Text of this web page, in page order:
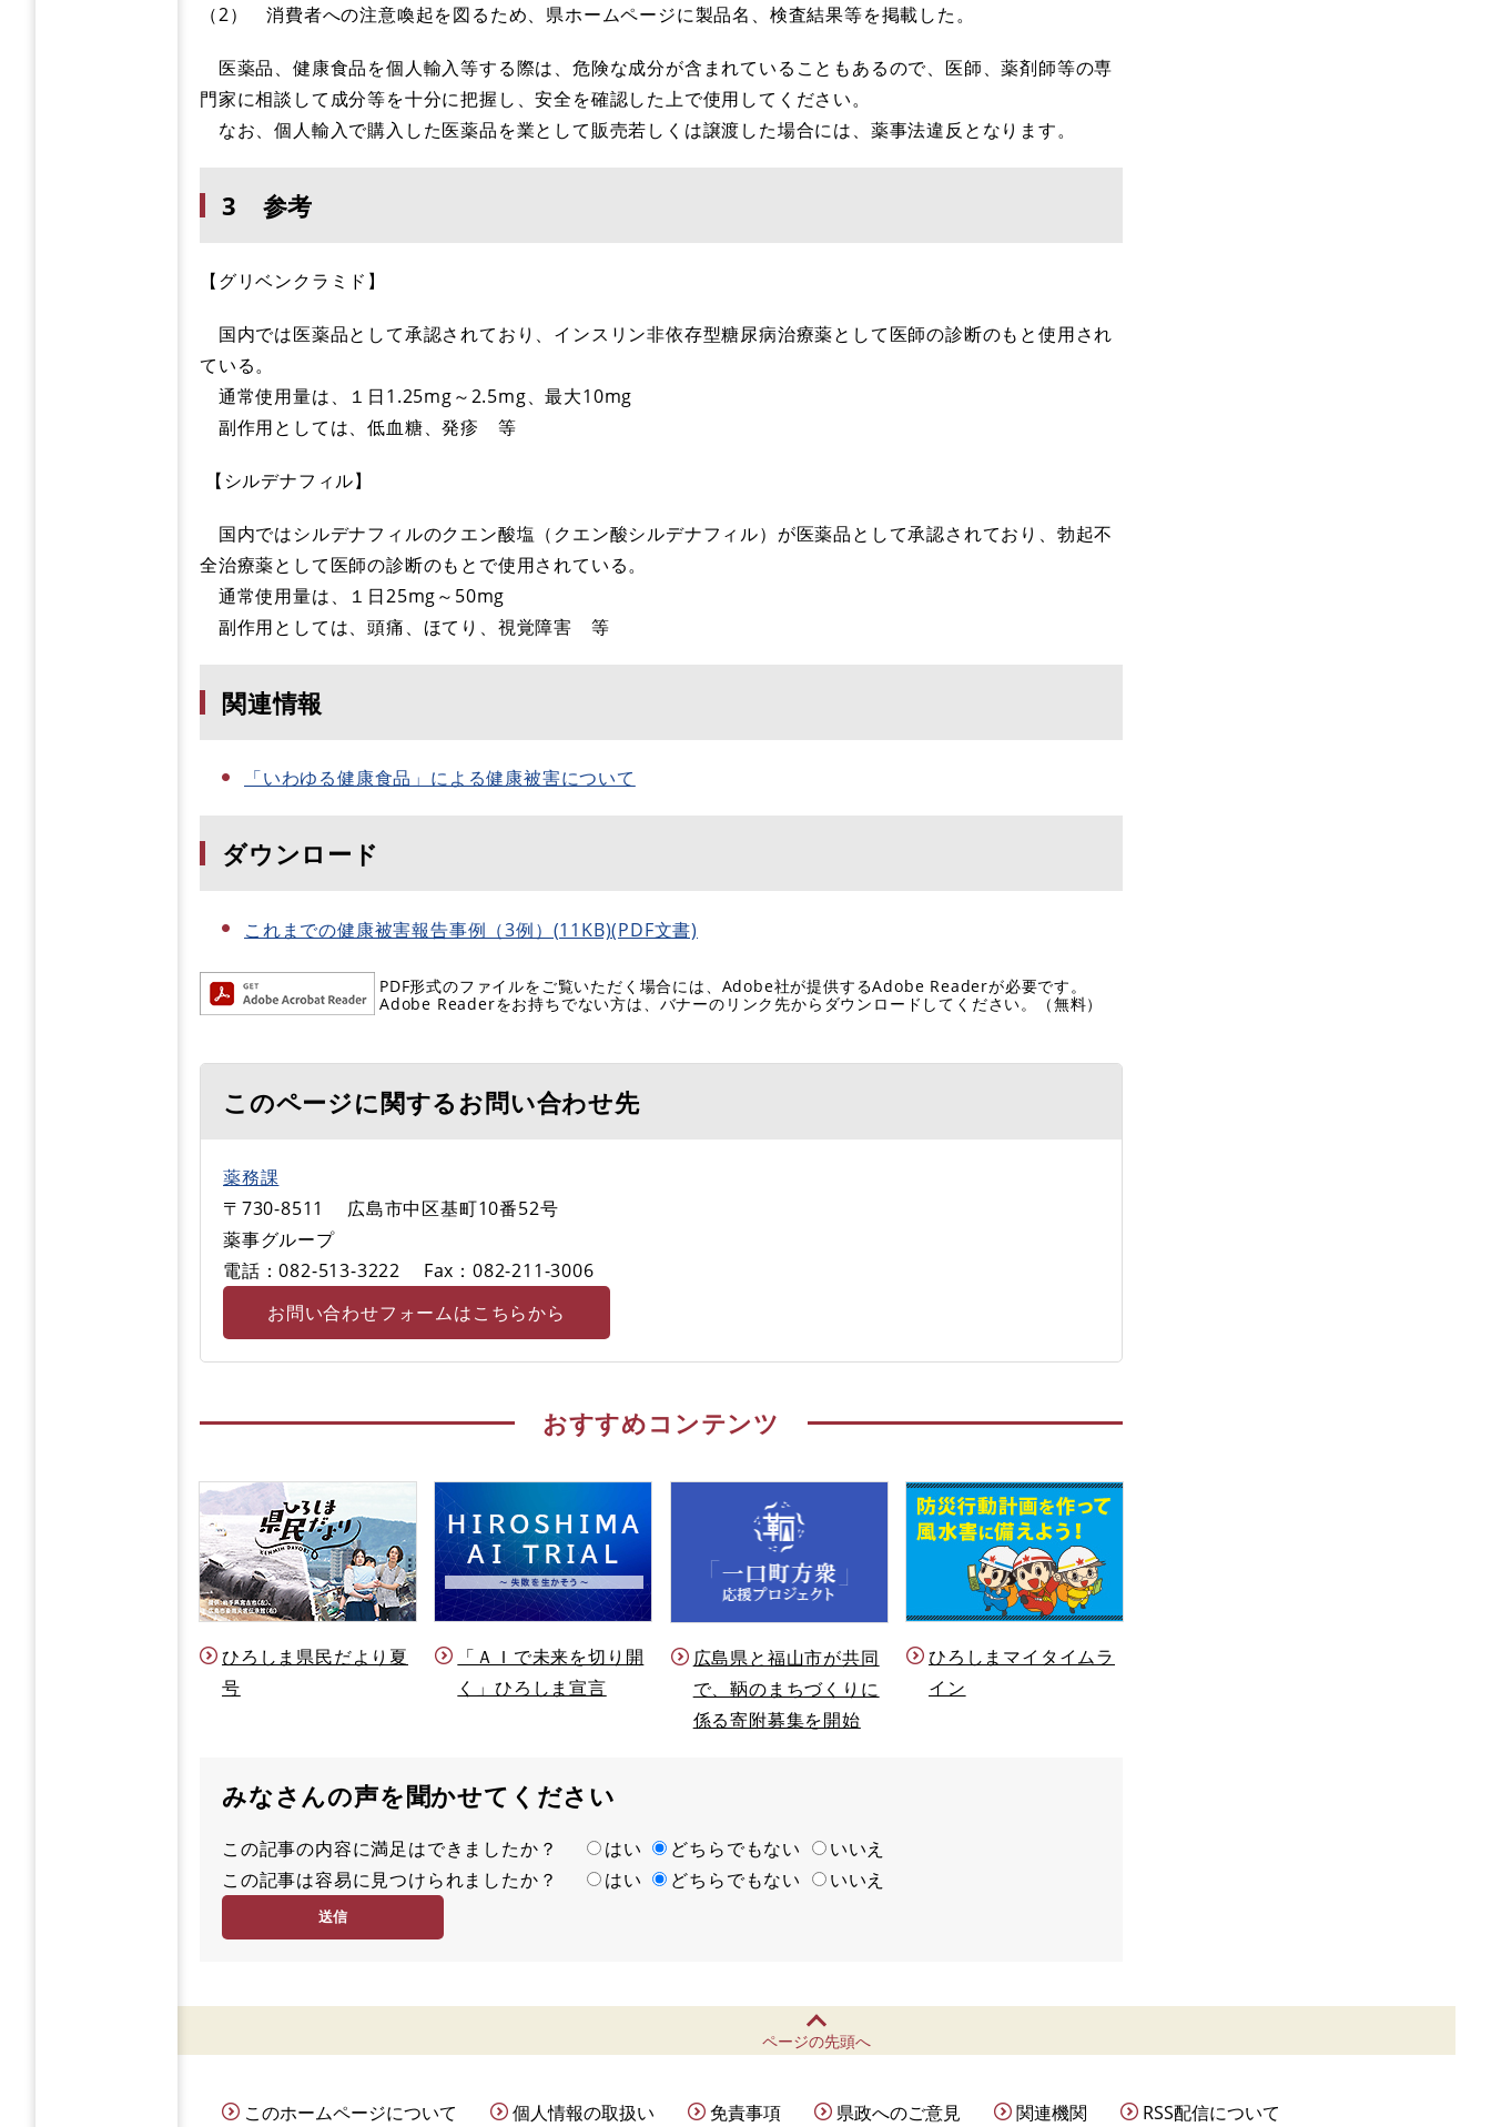
（2） 消費者への注意喚起を図るため、県ホームページに製品名、検査結果等を掲載した。
医薬品、健康食品を個人輸入等する際は、危険な成分が含まれていることもあるので、医師、薬剤師等の専
門家に相談して成分等を十分に把握し、安全を確認した上で使用してください。
なお、個人輸入で購入した医薬品を業として販売若しくは譲渡した場合には、薬事法違反となります。
3 参考
【グリベンクラミド】
国内では医薬品として承認されており、インスリン非依存型糖尿病治療薬として医師の診断のもと使用され
ている。
通常使用量は、１日1.25mg～2.5mg、最大10mg
副作用としては、低血糖、発疹 等
【シルデナフィル】
国内ではシルデナフィルのクエン酸塩（クエン酸シルデナフィル）が医薬品として承認されており、勃起不
全治療薬として医師の診断のもとで使用されている。
通常使用量は、１日25mg～50mg
副作用としては、頭痛、ほてり、視覚障害 等
関連情報
「いわゆる健康食品」による健康被害について
ダウンロード
これまでの健康被害報告事例（3例）(11KB)(PDF文書)
PDF形式のファイルをご覧いただく場合には、Adobe社が提供するAdobe Readerが必要です。
Adobe Readerをお持ちでない方は、バナーのリンク先からダウンロードしてください。（無料）
このページに関するお問い合わせ先
薬務課
〒730-8511
広島市中区基町10番52号
薬事グループ
電話：082-513-3222
Fax：082-211-3006
お問い合わせフォームはこちらから
おすすめコンテンツ
ひろしま県民だより夏
号
「ＡＩで未来を切り開
く」ひろしま宣言
広島県と福山市が共同
で、鞆のまちづくりに
係る寄附募集を開始
ひろしまマイタイムラ
イン
みなさんの声を聞かせてください
満
足
この記事の内容に満足はできましたか？ はい どちらでもない
いいえ
容
度
この記事は容易に見つけられましたか？ はい どちらでもない いいえ
ページの先頭へ
このホームページについて 個人情報の取扱い 免責事項 県政へのご意見 関連機関 RSS配信について